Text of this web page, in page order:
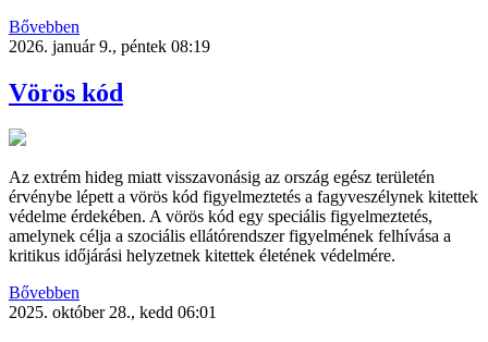
Bővebben
2026. január 9., péntek 08:19
Vörös kód
Az extrém hideg miatt visszavonásig az ország egész területén
érvénybe lépett a vörös kód figyelmeztetés a fagyveszélynek kitettek
védelme érdekében. A vörös kód egy speciális figyelmeztetés,
amelynek célja a szociális ellátórendszer figyelmének felhívása a
kritikus időjárási helyzetnek kitettek életének védelmére.
Bővebben
2025. október 28., kedd 06:01